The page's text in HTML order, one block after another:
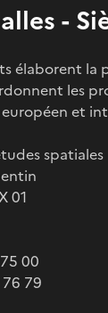
-
élaborent la
les
et
spatiales
01
00
76 79